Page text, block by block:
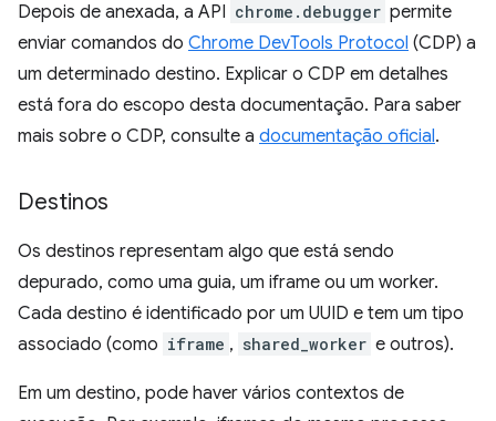
Depois de anexada, a API chrome.debugger permite
enviar comandos do Chrome DevTools Protocol (CDP) a
um determinado destino. Explicar o CDP em detalhes
está fora do escopo desta documentação. Para saber
mais sobre o CDP, consulte a documentação oficial.
Destinos
Os destinos representam algo que está sendo
depurado, como uma guia, um iframe ou um worker.
Cada destino é identificado por um UUID e tem um tipo
associado (como iframe , shared_worker e outros).
Em um destino, pode haver vários contextos de